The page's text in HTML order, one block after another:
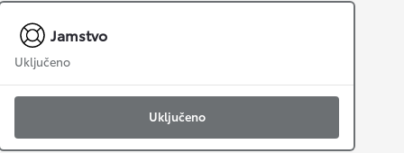
Jamstvo
Uključeno
Uključeno